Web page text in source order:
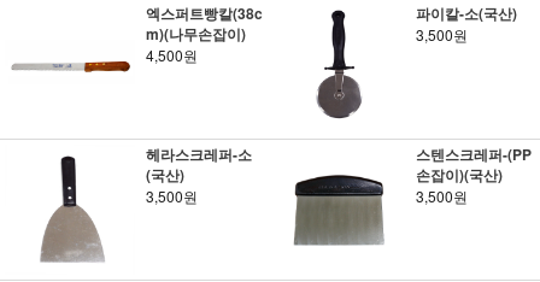
엑스퍼트빵칼(38c
m)(나무손잡이)
4,500원
파이칼-소(국산)
3,500원
헤라스크레퍼-소
(국산)
3,500원
스텐스크레퍼-(PP
손잡이)(국산)
3,500원